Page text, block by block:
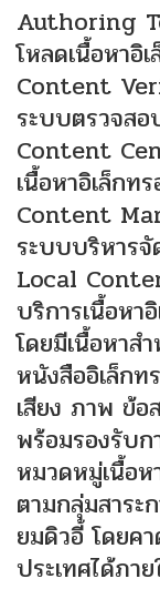
Authoring
โหลดเนื้อหาอิ
Content
ระบบตรวจสอ
Content
เนื้อหาอิเล็กท
Content
ระบบบริหารจั
Local
บริการเนื้อหา
โดยมีเนื้อหาส
หนังสืออิเล็ก
เสียง ภาพ ข้อ
พร้อมรองรับก
หมวดหมู่เนื้อ
ตามกลุ่มสาระ
ยมดิวอี้ โดยค
ประเทศได้ภา